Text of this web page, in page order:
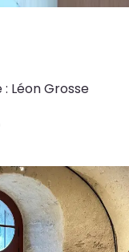
Léon Grosse